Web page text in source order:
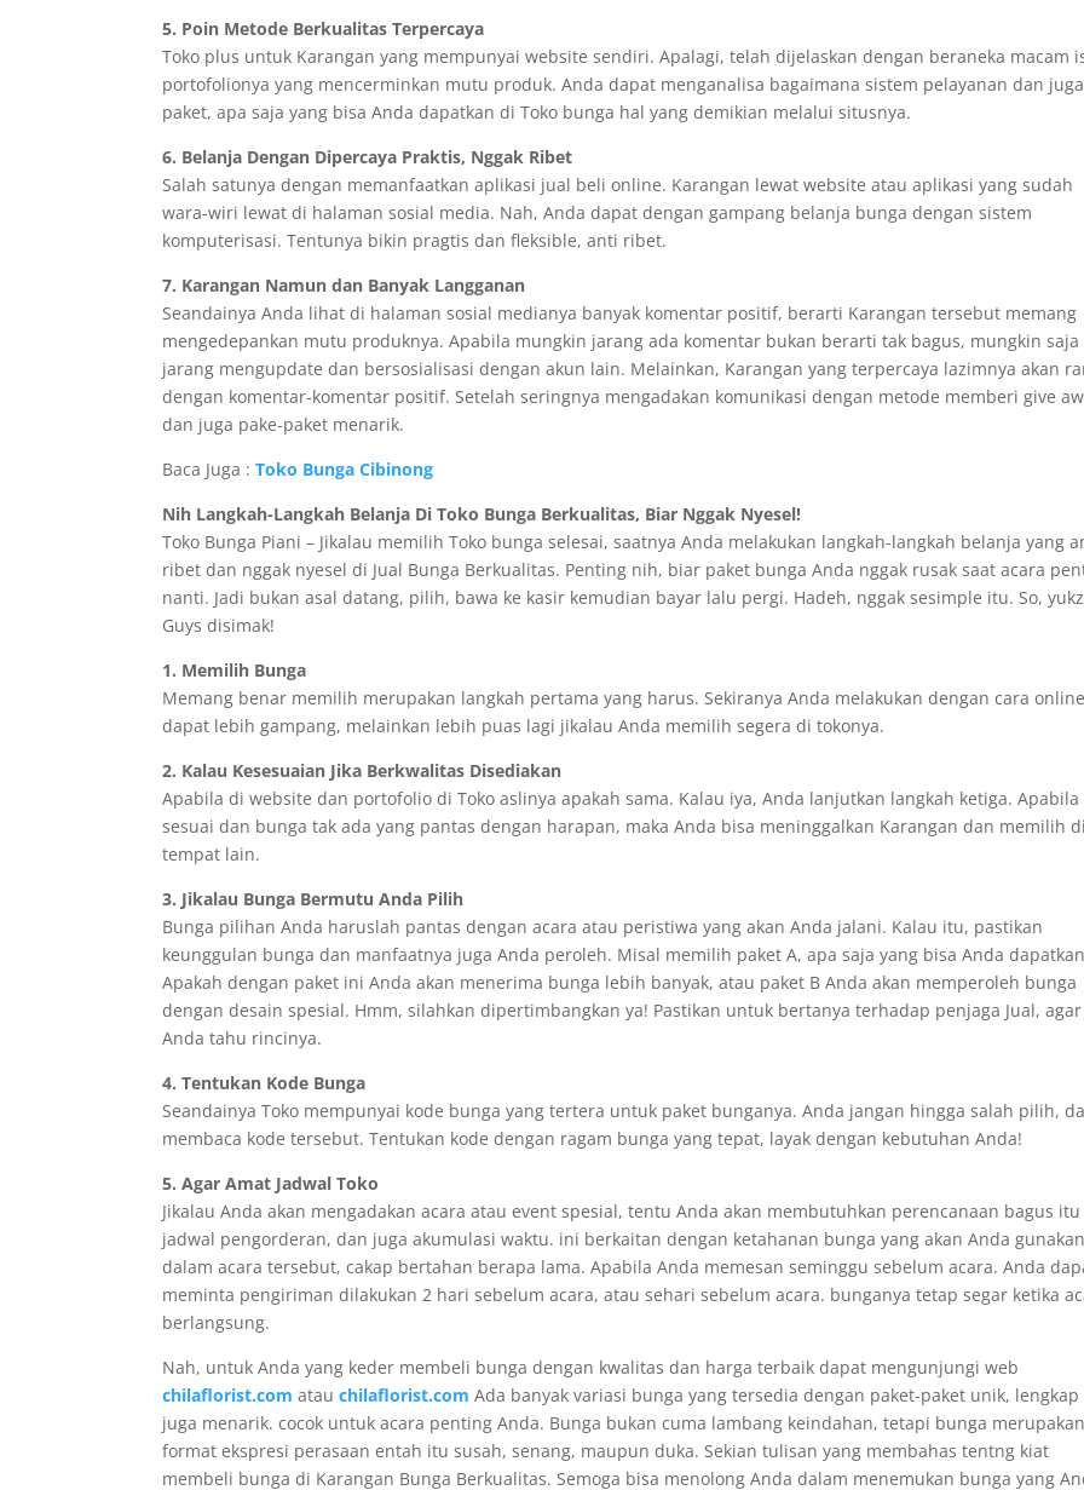
5. Poin Metode Berkualitas Terpercaya
Toko plus untuk Karangan yang mempunyai website sendiri. Apalagi, telah dijelaskan dengan beraneka macam
portofolionya yang mencerminkan mutu produk. Anda dapat menganalisa bagaimana sistem pelayanan dan juga
paket, apa saja yang bisa Anda dapatkan di Toko bunga hal yang demikian melalui situsnya.
6. Belanja Dengan Dipercaya Praktis, Nggak Ribet
Salah satunya dengan memanfaatkan aplikasi jual beli online. Karangan lewat website atau aplikasi yang sudah
wara-wiri lewat di halaman sosial media. Nah, Anda dapat dengan gampang belanja bunga dengan sistem
komputerisasi. Tentunya bikin pragtis dan fleksible, anti ribet.
7. Karangan Namun dan Banyak Langganan
Seandainya Anda lihat di halaman sosial medianya banyak komentar positif, berarti Karangan tersebut memang
mengedepankan mutu produknya. Apabila mungkin jarang ada komentar bukan berarti tak bagus, mungkin saja
jarang mengupdate dan bersosialisasi dengan akun lain. Melainkan, Karangan yang terpercaya lazimnya akan
dengan komentar-komentar positif. Setelah seringnya mengadakan komunikasi dengan metode memberi give
dan juga pake-paket menarik.
Baca Juga :Toko Bunga Cibinong
Nih Langkah-Langkah Belanja Di Toko Bunga Berkualitas, Biar Nggak Nyesel!
Toko Bunga Piani – Jikalau memilih Toko bunga selesai, saatnya Anda melakukan langkah-langkah belanja yang
ribet dan nggak nyesel di Jual Bunga Berkualitas. Penting nih, biar paket bunga Anda nggak rusak saat acara
nanti. Jadi bukan asal datang, pilih, bawa ke kasir kemudian bayar lalu pergi. Hadeh, nggak sesimple itu. So, yukz
Guys disimak!
1. Memilih Bunga
Memang benar memilih merupakan langkah pertama yang harus. Sekiranya Anda melakukan dengan cara online
dapat lebih gampang, melainkan lebih puas lagi jikalau Anda memilih segera di tokonya.
2. Kalau Kesesuaian Jika Berkwalitas Disediakan
Apabila di website dan portofolio di Toko aslinya apakah sama. Kalau iya, Anda lanjutkan langkah ketiga. Apabila
sesuai dan bunga tak ada yang pantas dengan harapan, maka Anda bisa meninggalkan Karangan dan memilih di
tempat lain.
3. Jikalau Bunga Bermutu Anda Pilih
Bunga pilihan Anda haruslah pantas dengan acara atau peristiwa yang akan Anda jalani. Kalau itu, pastikan
keunggulan bunga dan manfaatnya juga Anda peroleh. Misal memilih paket A, apa saja yang bisa Anda
Apakah dengan paket ini Anda akan menerima bunga lebih banyak, atau paket B Anda akan memperoleh bunga
dengan desain spesial. Hmm, silahkan dipertimbangkan ya! Pastikan untuk bertanya terhadap penjaga Jual, agar
Anda tahu rincinya.
4. Tentukan Kode Bunga
Seandainya Toko mempunyai kode bunga yang tertera untuk paket bunganya. Anda jangan hingga salah pilih,
membaca kode tersebut. Tentukan kode dengan ragam bunga yang tepat, layak dengan kebutuhan Anda!
5. Agar Amat Jadwal Toko
Jikalau Anda akan mengadakan acara atau event spesial, tentu Anda akan membutuhkan perencanaan bagus itu
jadwal pengorderan, dan juga akumulasi waktu. ini berkaitan dengan ketahanan bunga yang akan Anda gunakan
dalam acara tersebut, cakap bertahan berapa lama. Apabila Anda memesan seminggu sebelum acara. Anda
meminta pengiriman dilakukan 2 hari sebelum acara, atau sehari sebelum acara. bunganya tetap segar ketika
berlangsung.
Nah, untuk Anda yang keder membeli bunga dengan kwalitas dan harga terbaik dapat mengunjungi web
chilaflorist.com atauchilaflorist.com Ada banyak variasi bunga yang tersedia dengan paket-paket unik, lengkap
juga menarik. cocok untuk acara penting Anda. Bunga bukan cuma lambang keindahan, tetapi bunga merupakan
format ekspresi perasaan entah itu susah, senang, maupun duka. Sekian tulisan yang membahas tentng kiat
membeli bunga di Karangan Bunga Berkualitas. Semoga bisa menolong Anda dalam menemukan bunga yang